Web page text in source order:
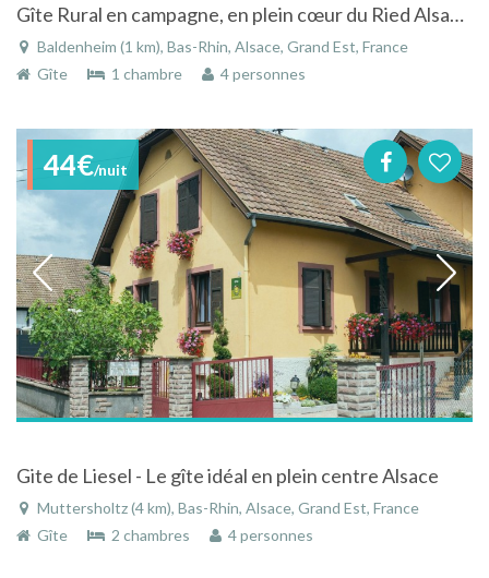
Gîte Rural en campagne, en plein cœur du Ried Alsacien et du centre Alsace
Baldenheim (1 km), Bas-Rhin, Alsace, Grand Est, France
Gîte
1 chambre 4 personnes
44€/nuit
Gite de Liesel - Le gîte idéal en plein centre Alsace
Muttersholtz (4 km), Bas-Rhin, Alsace, Grand Est, France
Gîte
2 chambres 4 personnes